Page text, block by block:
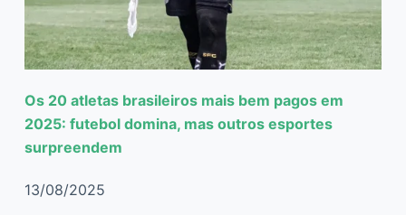
Os 20 atletas brasileiros mais bem pagos em
2025: futebol domina, mas outros esportes
surpreendem
13/08/2025